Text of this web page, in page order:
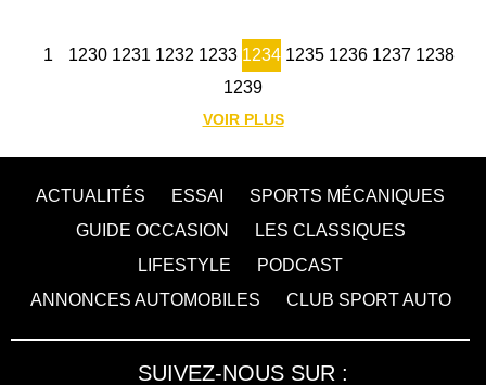
1 1230 1231 1232 1233 1234 1235 1236 1237 1238
1239
VOIR PLUS
ACTUALITÉS ESSAI
SPORTS MÉCANIQUES
GUIDE OCCASION
LES CLASSIQUES
LIFESTYLE
PODCAST
ANNONCES AUTOMOBILES
CLUB SPORT AUTO
SUIVEZ-NOUS SUR :